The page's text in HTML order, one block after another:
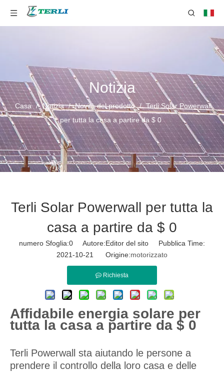
Notizia
Casa / Notizia / Novità del prodotto / Terli Solar Powerwall
per tutta la casa a partire da $ 0
Terli Solar Powerwall per tutta la
casa a partire da $ 0
numero Sfoglia:0 Autore:Editor del sito Pubblica Time:
2021-10-21 Origine:motorizzato
Richiesta
Affidabile energia solare per
tutta la casa a partire da $ 0
Terli Powerwall sta aiutando le persone a
prendere il controllo della loro casa e delle